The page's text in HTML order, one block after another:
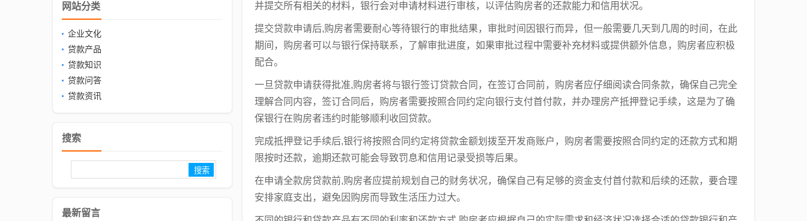
并提交所有相关的材料，银行会对申请材料进行审核，以评估购房者的还款能力和信用状况。
提交贷款申请后,购房者需要耐心等待银行的审批结果，审批时间因银行而异，但一般需要几天到几周的时间，在此
期间，购房者可以与银行保持联系，了解审批进度，如果审批过程中需要补充材料或提供额外信息，购房者应积极
配合。
一旦贷款申请获得批准,购房者将与银行签订贷款合同，在签订合同前，购房者应仔细阅读合同条款，确保自己完全
理解合同内容，签订合同后，购房者需要按照合同约定向银行支付首付款，并办理房产抵押登记手续，这是为了确
保银行在购房者违约时能够顺利收回贷款。
完成抵押登记手续后,银行将按照合同约定将贷款金额划拨至开发商账户，购房者需要按照合同约定的还款方式和期
限按时还款，逾期还款可能会导致罚息和信用记录受损等后果。
在申请全款房贷款前,购房者应提前规划自己的财务状况，确保自己有足够的资金支付首付款和后续的还款，要合理
安排家庭支出，避免因购房而导致生活压力过大。
网站分类
企业文化
贷款产品
贷款知识
贷款问答
贷款资讯
搜索
最新留言